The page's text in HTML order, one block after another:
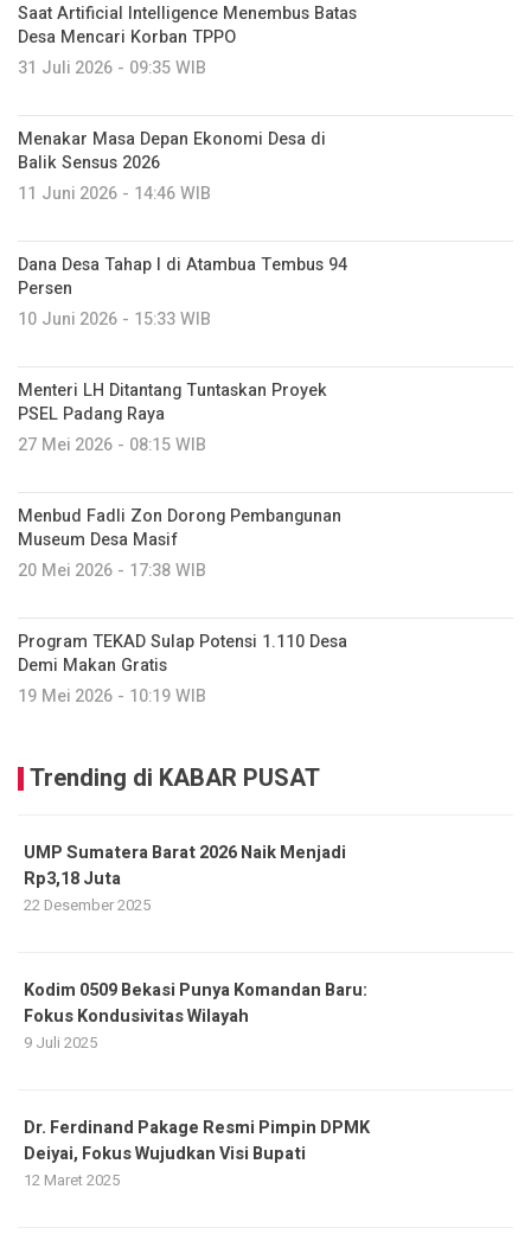
Saat Artificial Intelligence Menembus Batas
Desa Mencari Korban TPPO
31 Juli 2026 - 09:35 WIB
Menakar Masa Depan Ekonomi Desa di
Balik Sensus 2026
11 Juni 2026 - 14:46 WIB
Dana Desa Tahap I di Atambua Tembus 94
Persen
10 Juni 2026 - 15:33 WIB
Menteri LH Ditantang Tuntaskan Proyek
PSEL Padang Raya
27 Mei 2026 - 08:15 WIB
Menbud Fadli Zon Dorong Pembangunan
Museum Desa Masif
20 Mei 2026 - 17:38 WIB
Program TEKAD Sulap Potensi 1.110 Desa
Demi Makan Gratis
19 Mei 2026 - 10:19 WIB
Trending di KABAR PUSAT
UMP Sumatera Barat 2026 Naik Menjadi
Rp3,18 Juta
22 Desember 2025
Kodim 0509 Bekasi Punya Komandan Baru:
Fokus Kondusivitas Wilayah
9 Juli 2025
Dr. Ferdinand Pakage Resmi Pimpin DPMK
Deiyai, Fokus Wujudkan Visi Bupati
12 Maret 2025